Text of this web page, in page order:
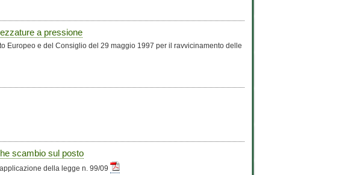
a pressione
Europeo e del Consiglio del 29 maggio 1997 per il ravvicinamento delle
scambio sul posto
della legge n. 99/09